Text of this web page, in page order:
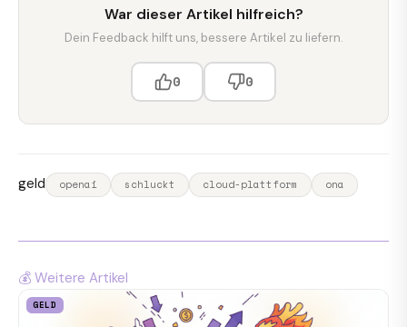
War dieser Artikel hilfreich?
Dein Feedback hilft uns, bessere Artikel zu liefern.
0 0
geld openai schluckt cloud-plattform ona
💰 Weitere Artikel
GELD